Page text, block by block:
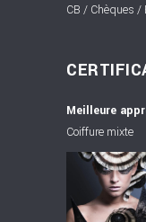
CB / Chèques /
Meilleure
Coiffure mixte